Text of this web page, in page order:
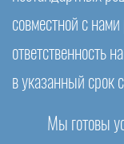
совместной с
ответственность
в указанный срок
Мы готовы